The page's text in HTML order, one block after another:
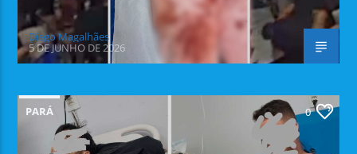
Diego Magalhães
5 DE JUNHO DE 2026
PARÁ 0